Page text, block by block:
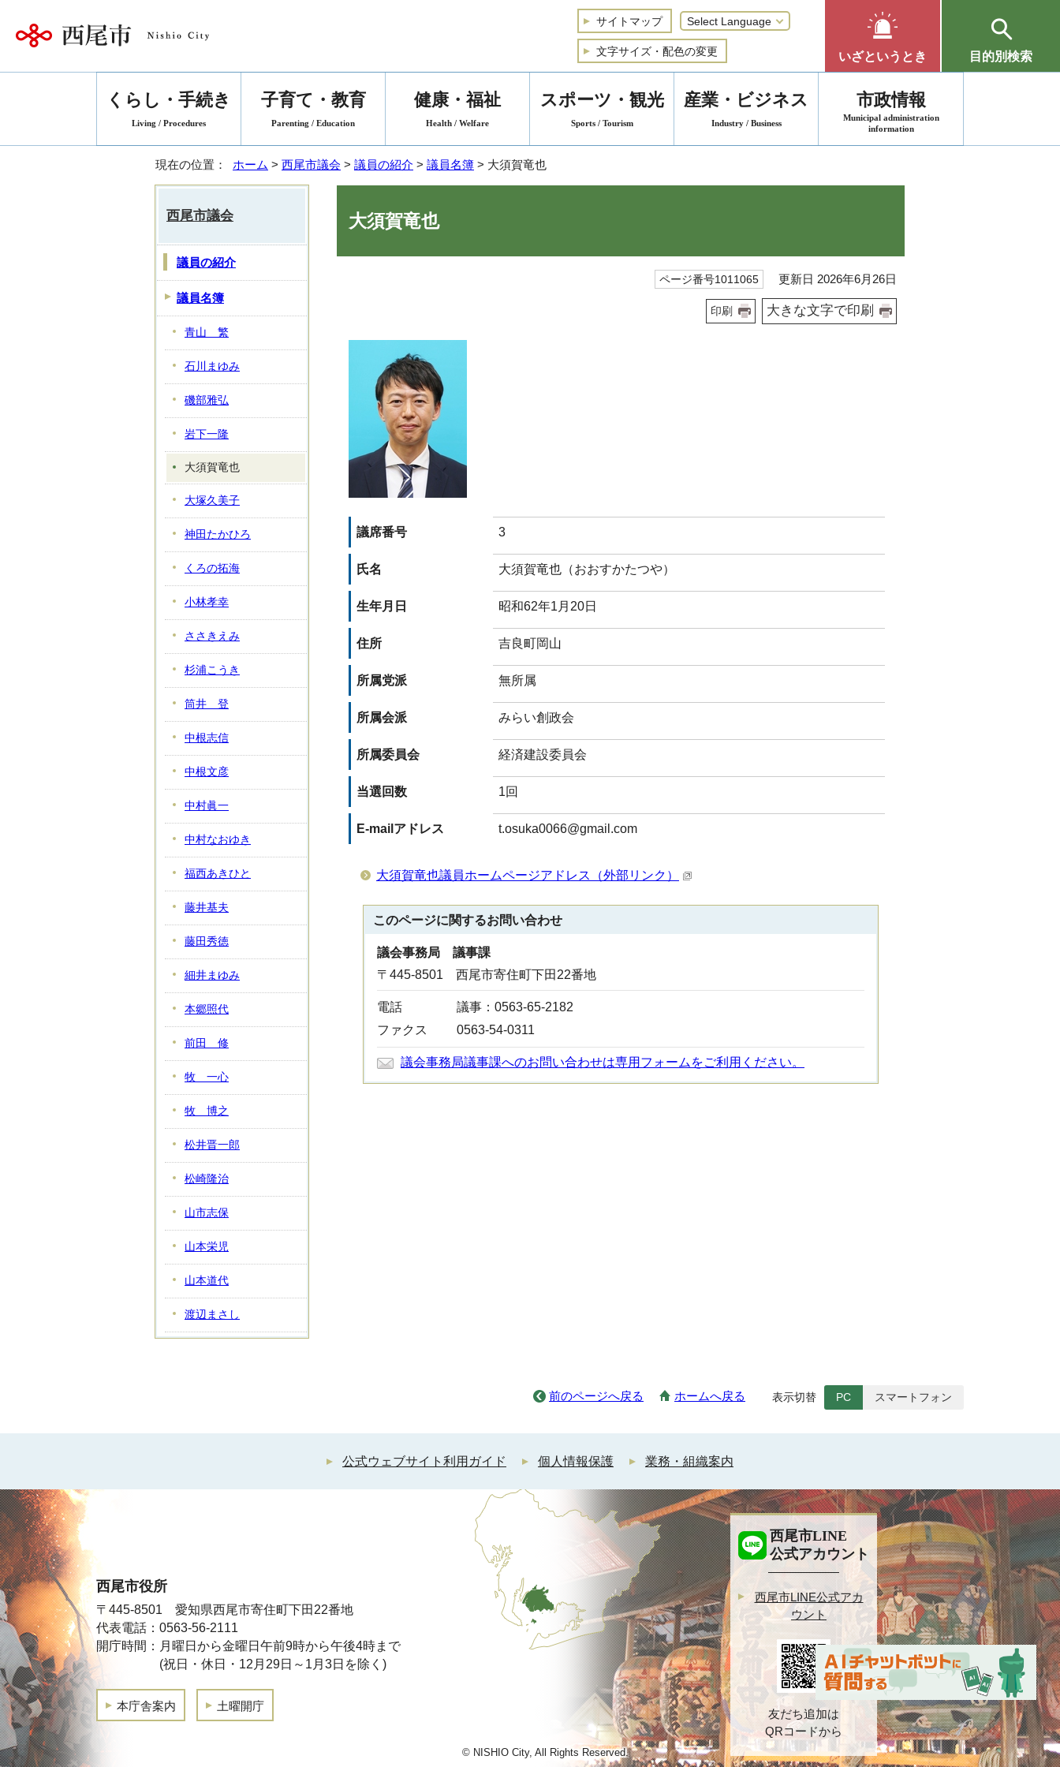
サイトマップ
文字サイズ・配色の変更 いざというとき 目的別検索
くらし・手続き
Living / Procedures
子育て・教育
Parenting / Education
健康・福祉
Health / Welfare
スポーツ・観光
Sports / Tourism
産業・ビジネス
Industry / Business
市政情報
Municipal administration
information
現在の位置： ホーム > 西尾市議会 > 議員の紹介 > 議員名簿 > 大須賀竜也
大須賀竜也
ページ番号1011065 更新日 2026年6月26日
印刷 大きな文字で印刷
議席番号 3
氏名 大須賀竜也（おおすかたつや）
生年月日 昭和62年1月20日
住所 吉良町岡山
所属党派 無所属
所属会派 みらい創政会
所属委員会 経済建設委員会
当選回数 1回
E-mailアドレス t.osuka0066@gmail.com
大須賀竜也議員ホームページアドレス（外部リンク）
このページに関するお問い合わせ
議会事務局 議事課
〒445-8501 西尾市寄住町下田22番地
電話
議事：0563-65-2182
ファクス
0563-54-0311
議会事務局議事課へのお問い合わせは専用フォームをご利用ください。
西尾市議会
議員の紹介
議員名簿
青山 繁
石川まゆみ
磯部雅弘
岩下一隆
大須賀竜也
大塚久美子
神田たかひろ
くろの拓海
小林孝幸
ささきえみ
杉浦こうき
筒井 登
中根志信
中根文彦
中村眞一
中村なおゆき
福西あきひと
藤井基夫
藤田秀徳
細井まゆみ
本郷照代
前田 修
牧 一心
牧 博之
松井晋一郎
松崎隆治
山市志保
山本栄児
山本道代
渡辺まさし
前のページへ戻る ホームへ戻る 表示切替 PC スマートフォン
公式ウェブサイト利用ガイド 個人情報保護 業務・組織案内
西尾市役所
〒445-8501 愛知県西尾市寄住町下田22番地
代表電話：0563-56-2111
開庁時間：月曜日から金曜日午前9時から午後4時まで
(祝日・休日・12月29日～1月3日を除く)
本庁舎案内 土曜開庁
© NISHIO City, All Rights Reserved.
西尾市LINE
公式アカウント
西尾市LINE公式アカ
ウント
友だち追加は
QRコードから